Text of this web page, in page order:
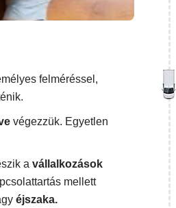
felméréssel,
végezzük. Egyetlen
a vállalkozások
mellett
éjszaka.